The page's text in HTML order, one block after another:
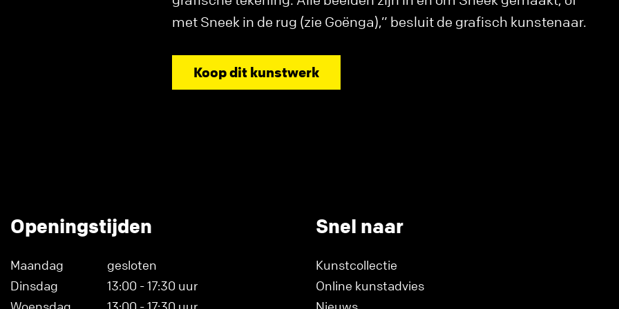
met Sneek in de rug (zie Goënga),” besluit de grafisch kunstenaar.
Koop dit kunstwerk
Openingstijden
Maandag
gesloten
Dinsdag
13:00 - 17:30 uur
Snel naar
Kunstcollectie
Online kunstadvies